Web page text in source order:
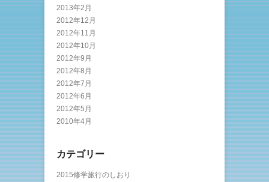
2013年2月
2012年12月
2012年11月
2012年10月
2012年9月
2012年8月
2012年7月
2012年6月
2012年5月
2010年4月
カテゴリー
2015修学旅行のしおり